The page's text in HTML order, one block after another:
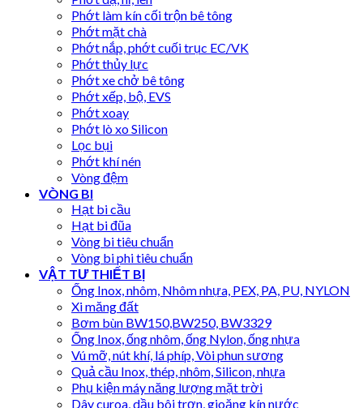
Phớt làm kín cối trộn bê tông
Phớt mặt chà
Phớt nắp, phớt cuối trục EC/VK
Phớt thủy lực
Phớt xe chở bê tông
Phớt xếp, bộ, EVS
Phớt xoay
Phớt lò xo Silicon
Lọc bụi
Phớt khí nén
Vòng đệm
VÒNG BI
Hạt bi cầu
Hạt bi đũa
Vòng bi tiêu chuẩn
Vòng bi phi tiêu chuẩn
VẬT TƯ THIẾT BỊ
Ống Inox, nhôm, Nhôm nhựa, PEX, PA, PU, NYLON
Xi măng đất
Bơm bùn BW150,BW250, BW3329
Ống Inox, ống nhôm, ống Nylon, ống nhựa
Vú mỡ, nút khí, lá phíp, Vòi phun sương
Quả cầu Inox, thép, nhôm, Silicon, nhựa
Phụ kiện máy năng lượng mặt trời
Dây curoa, dầu bôi trơn, gioăng kín nước